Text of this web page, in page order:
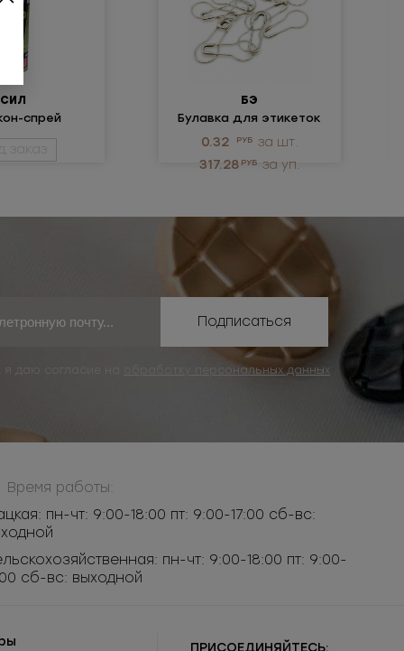
СИЛ
спрей
заказ
БЭ
Булавка для этикеток
круглая
0.32 РУБ за шт.
317.28 РУБ за уп.
Подписаться
даю согласие на обработку персональных данных
Время работы:
пн-чт: 9:00-18:00 пт: 9:00-17:00 сб-вс:
пн-чт: 9:00-18:00 пт: 9:00-
сб-вс: выходной
ПРИСОЕДИНЯЙТЕСЬ: